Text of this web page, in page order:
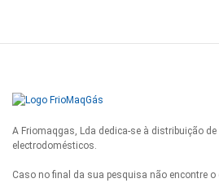
A Friomaqgas, Lda dedica-se à distribuição
electrodomésticos.
Caso no final da sua pesquisa não encontre o